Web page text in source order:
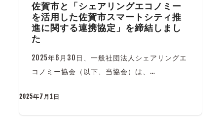
佐賀市と「シェアリングエコノミー
を活用した佐賀市スマートシティ推
進に関する連携協定」を締結しまし
た
2025年6月30日、一般社団法人シェアリングエ
コノミー協会（以下、当協会）は、…
2025年7月1日